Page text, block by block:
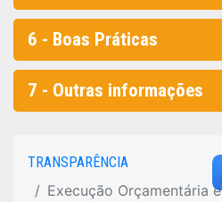
6 - Boas Práticas
7 - Outras informações
TRANSPARÊNCIA
Execução Orçamentária